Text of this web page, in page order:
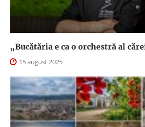
„Bucătăria e ca o orchestră al
15 august 2025